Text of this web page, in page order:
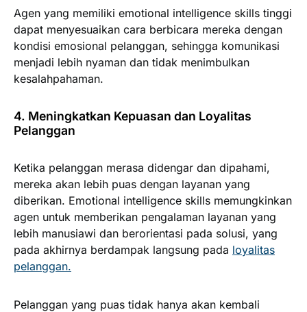
Agen yang memiliki emotional intelligence skills tinggi
dapat menyesuaikan cara berbicara mereka dengan
kondisi emosional pelanggan, sehingga komunikasi
menjadi lebih nyaman dan tidak menimbulkan
kesalahpahaman.
4. Meningkatkan Kepuasan dan Loyalitas
Pelanggan
Ketika pelanggan merasa didengar dan dipahami,
mereka akan lebih puas dengan layanan yang
diberikan. Emotional intelligence skills memungkinkan
agen untuk memberikan pengalaman layanan yang
lebih manusiawi dan berorientasi pada solusi, yang
pada akhirnya berdampak langsung pada loyalitas
pelanggan.
Pelanggan yang puas tidak hanya akan kembali